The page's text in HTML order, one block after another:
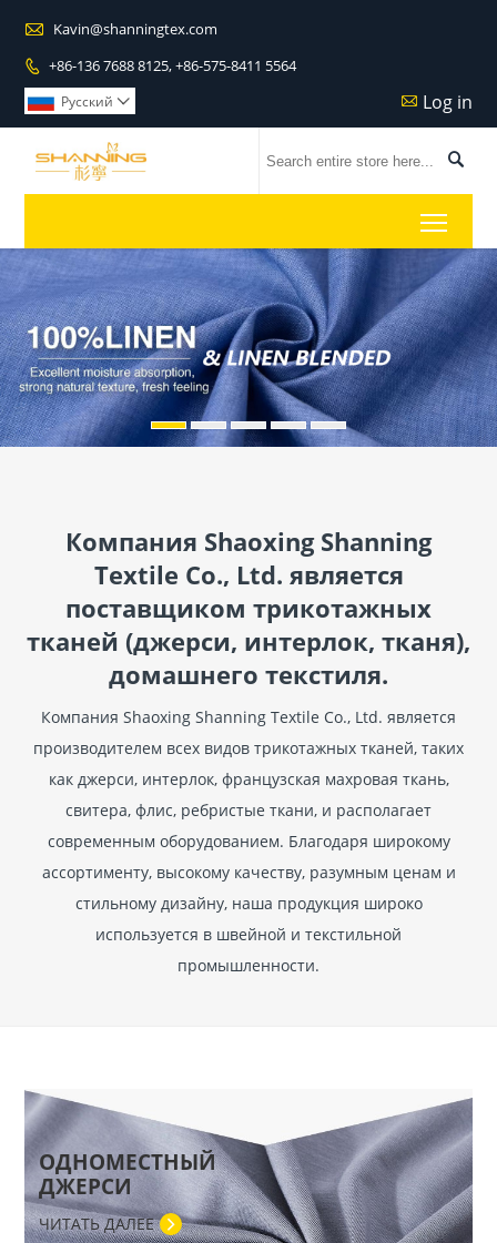
 Kavin@shanningtex.com
 +86-136 7688 8125, +86-575-8411 5564
 Log in
Pусский 

Компания Shaoxing Shanning
Textile Co., Ltd. является
поставщиком трикотажных
тканей (джерси, интерлок, тканя),
домашнего текстиля.
Компания Shaoxing Shanning Textile Co., Ltd. является
производителем всех видов трикотажных тканей, таких
как джерси, интерлок, французская махровая ткань,
свитера, флис, ребристые ткани, и располагает
современным оборудованием. Благодаря широкому
ассортименту, высокому качеству, разумным ценам и
стильному дизайну, наша продукция широко
используется в швейной и текстильной
промышленности.
ОДНОМЕСТНЫЙ
ДЖЕРСИ
ЧИТАТЬ ДАЛЕЕ